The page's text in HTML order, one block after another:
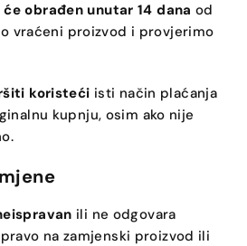
obrađen unutar 14 dana od
vraćeni proizvod i provjerimo
koristeći isti način plaćanja
kupnju, osim ako nije
ili ne odgovara
na zamjenski proizvod ili